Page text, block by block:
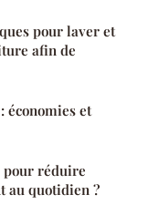
pour laver et
afin de
économies et
pour réduire
au quotidien ?